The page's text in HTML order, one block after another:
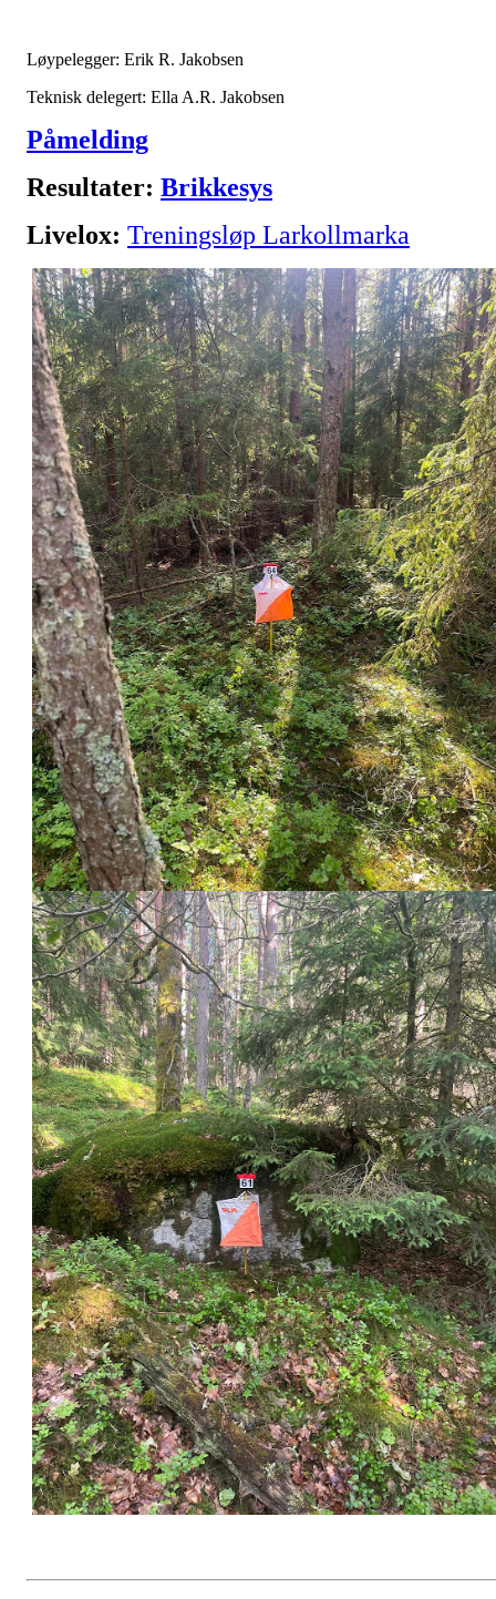
Løypelegger: Erik R. Jakobsen
Teknisk delegert: Ella A.R. Jakobsen
Påmelding
Resultater: Brikkesys
Livelox: Treningsløp Larkollmarka